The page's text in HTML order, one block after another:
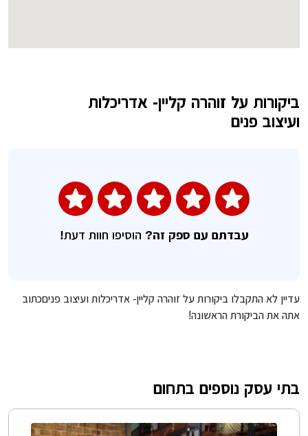
ביקורות על זוהרה קליין- אדריכלות
ועיצוב פנים
עבדתם עם ספק זה? הוסיפו חוות דעת!
עדיין לא התקבלו ביקורות על זוהרה קליין- אדריכלות ועיצוב פניםכתוב
אתה את הביקורת הראשונה!
בתי עסק נוספים בתחום